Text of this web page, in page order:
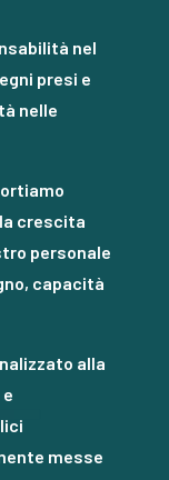
nel
presi e
nelle
crescita
personale
capacità
alla
messe